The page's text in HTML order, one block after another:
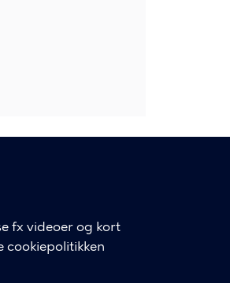
fx videoer og kort
cookiepolitikken